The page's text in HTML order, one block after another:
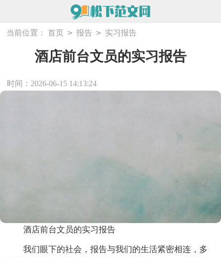
当前位置： 首页 > 报告 > 实习报告
酒店前台文员的实习报告
时间：2026-06-15 14:13:24
酒店前台文员的实习报告
我们眼下的社会，报告与我们的生活紧密相连，多